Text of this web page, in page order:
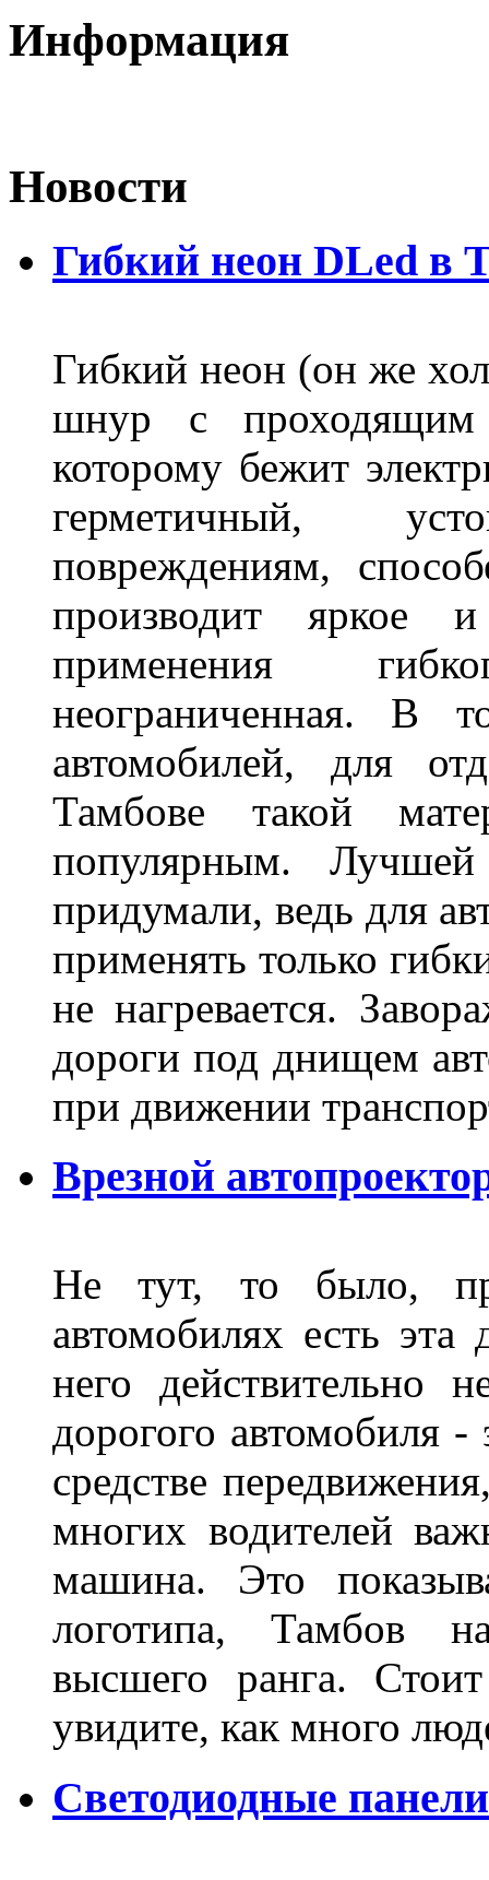
Информация
Новости
Гибкий неон DLed в
Гибкий неон (он же
шнур с
которому бежит
герметичный,
повреждениям,
производит яркое
применения
неограниченная.
автомобилей, для
Тамбове такой
популярным.
придумали, ведь для
применять только
не нагревается.
дороги под днищем
при движении
Врезной
Не тут, то было,
автомобилях есть
него действительно
дорогого автомобиля
средстве
многих водителей
машина. Это
логотипа, Тамбов
высшего ранга.
увидите, как много
Светодиодные